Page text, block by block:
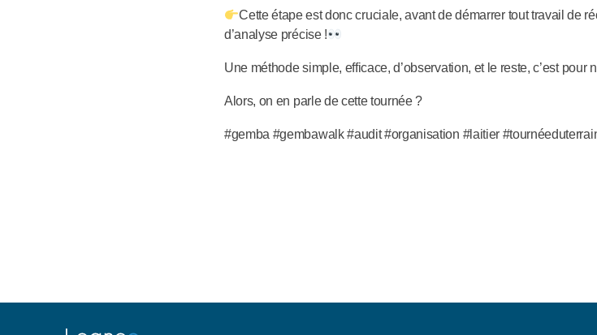
Cette étape est donc cruciale, avant de démarrer tout travail de
d’analyse précise !
Une méthode simple, efficace, d’observation, et le reste, c’est pour
Alors, on en parle de cette tournée ?
#gemba #gembawalk #audit #organisation #laitier